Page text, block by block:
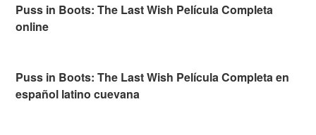
Puss in Boots: The Last Wish Película Completa
online
Puss in Boots: The Last Wish Película Completa en
español latino cuevana